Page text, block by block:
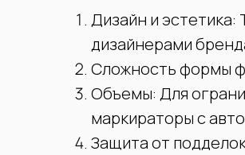
Дизайн и
дизайнерами
Сложность формы
Объемы: Для
маркираторы с
Защита от